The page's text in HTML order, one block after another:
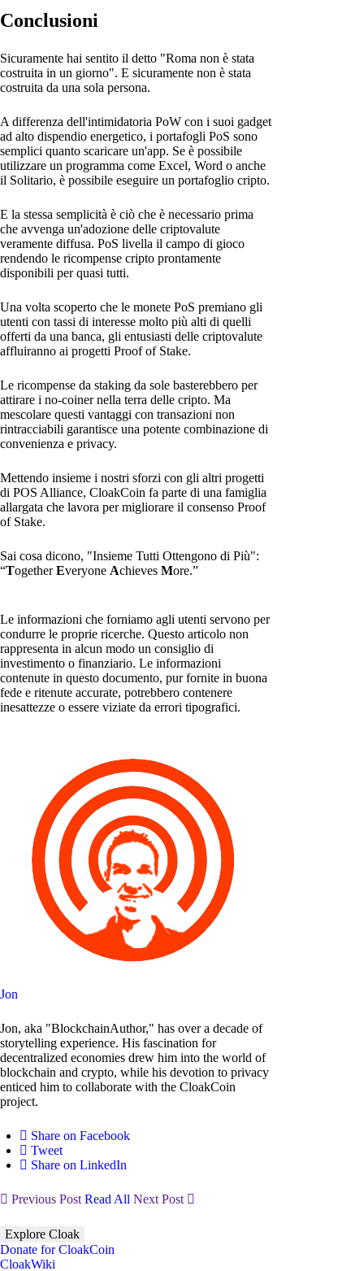
Conclusioni
Sicuramente hai sentito il detto "Roma non è stata
costruita in un giorno". E sicuramente non è stata
costruita da una sola persona.
A differenza dell'intimidatoria PoW con i suoi gadget
ad alto dispendio energetico, i portafogli PoS sono
semplici quanto scaricare un'app. Se è possibile
utilizzare un programma come Excel, Word o anche
il Solitario, è possibile eseguire un portafoglio cripto.
E la stessa semplicità è ciò che è necessario prima
che avvenga un'adozione delle criptovalute
veramente diffusa. PoS livella il campo di gioco
rendendo le ricompense cripto prontamente
disponibili per quasi tutti.
Una volta scoperto che le monete PoS premiano gli
utenti con tassi di interesse molto più alti di quelli
offerti da una banca, gli entusiasti delle criptovalute
affluiranno ai progetti Proof of Stake.
Le ricompense da staking da sole basterebbero per
attirare i no-coiner nella terra delle cripto. Ma
mescolare questi vantaggi con transazioni non
rintracciabili garantisce una potente combinazione di
convenienza e privacy.
Mettendo insieme i nostri sforzi con gli altri progetti
di POS Alliance, CloakCoin fa parte di una famiglia
allargata che lavora per migliorare il consenso Proof
of Stake.
Sai cosa dicono, "Insieme Tutti Ottengono di Più":
“TogetherEveryone Achieves More.”
Le informazioni che forniamo agli utenti servono per
condurre le proprie ricerche. Questo articolo non
rappresenta in alcun modo un consiglio di
investimento o finanziario. Le informazioni
contenute in questo documento, pur fornite in buona
fede e ritenute accurate, potrebbero contenere
inesattezze o essere viziate da errori tipografici.
Jon
Jon, aka "BlockchainAuthor," has over a decade of
storytelling experience. His fascination for
decentralized economies drew him into the world of
blockchain and crypto, while his devotion to privacy
enticed him to collaborate with the CloakCoin
project.
Share on Facebook
Tweet
Share on LinkedIn
Previous Post Read All Next Post
Explore Cloak
Donate for CloakCoin
CloakWiki